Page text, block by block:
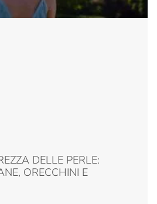
DELLE PERLE:
ORECCHINI E